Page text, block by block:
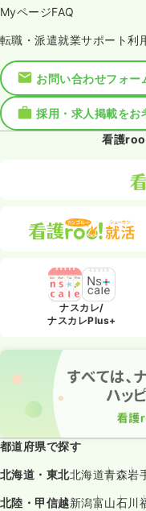
MyページFAQ
転職・派遣就業サポート利
お問い合わせフォー
採用・求人掲載をお
看護
ナスカレ/
ナスカレPlus+
都道府県で探す
北海道・東北北海道青森岩
北陸・甲信越新潟富山石川